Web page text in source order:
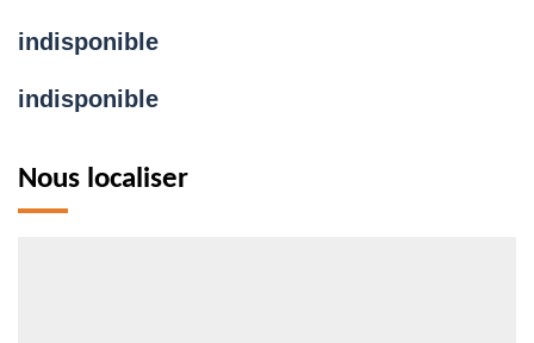
indisponible
indisponible
Nous localiser